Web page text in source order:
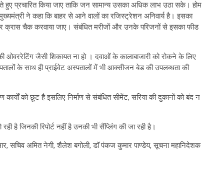
हुए प्रचारित किया जाए ताकि जन सामान्य उसका अधिक लाभ उठा सके। होम
ने कहा कि बाहर से आने वालों का रजिस्ट्रेशन अनिवार्य है। इसका
क्रास चैक करवाया जाए। संबंधित मरीजों और उनके परिजनों से इसका फीड
ओवररेटिंग जैसी शिकायत ना हो । दवाओं के कालाबाजारी को रोकने के लिए
के साथ ही प्राईवेट अस्पतालों में भी आक्सीजन बेड की उपलब्धता की
को छूट है इसलिए निर्माण से संबंधित सीमेंट, सरिया की दुकानों को बंद न
है जिनकी रिपोर्ट नहीं है उनकी भी सैंप्लिंग की जा रही है।
सचिव अमित नेगी, शैलेश बगोली, डाॅ पंकज कुमार पाण्डेय, सूचना महानिदेशक